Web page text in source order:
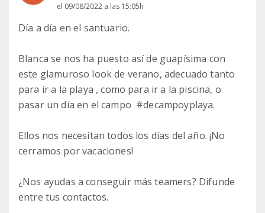
el 09/08/2022 a las 15:05h
Día a día en el santuario.
Blanca se nos ha puesto así de guapísima con
este glamuroso look de verano, adecuado tanto
para ir a la playa , como para ir a la piscina, o
pasar un día en el campo ️ #decampoyplaya.
Ellos nos necesitan todos los días del año. ¡No
cerramos por vacaciones!
¿Nos ayudas a conseguir más teamers? Difunde
entre tus contactos.